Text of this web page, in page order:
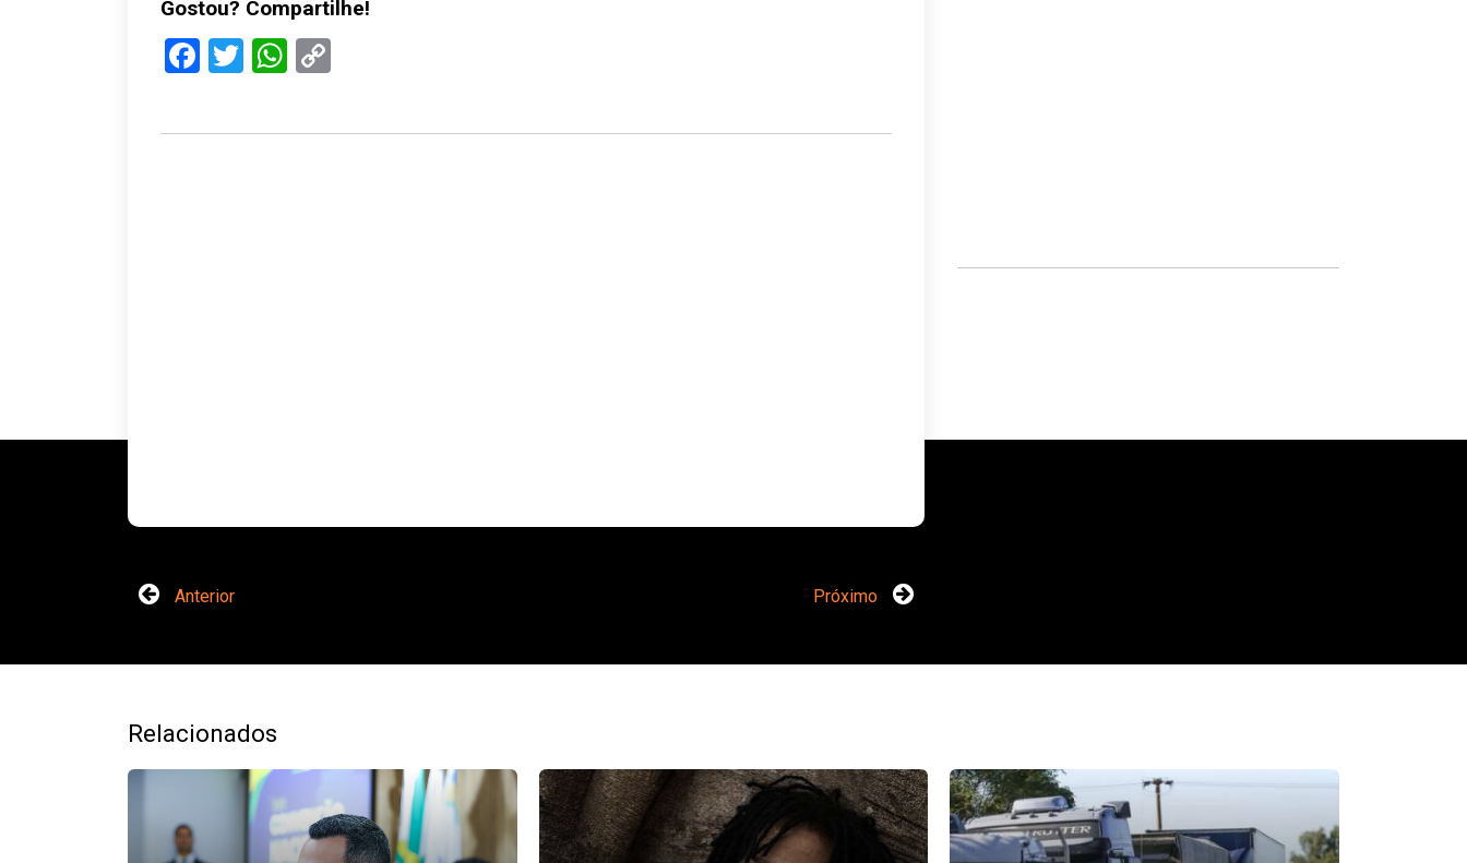
Gostou? Compartilhe!
Facebook
TwitterWhatsApp
Anterior Próximo
Relacionados